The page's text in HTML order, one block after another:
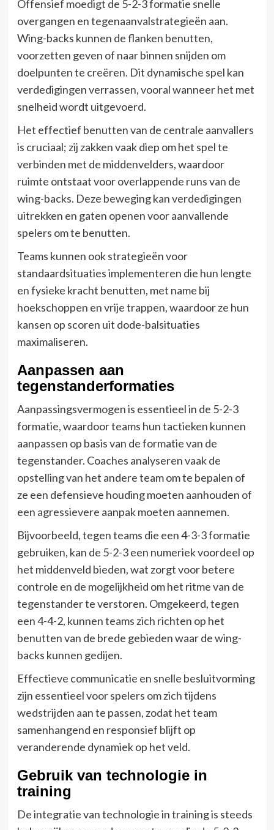
Offensief moedigt de 5-2-3 formatie snelle
overgangen en tegenaanvalstrategieën aan.
Wing-backs kunnen de flanken benutten,
voorzetten geven of naar binnen snijden om
doelpunten te creëren. Dit dynamische spel kan
verdedigingen verrassen, vooral wanneer het met
snelheid wordt uitgevoerd.
Het effectief benutten van de centrale aanvallers
is cruciaal; zij zakken vaak diep om het spel te
verbinden met de middenvelders, waardoor
ruimte ontstaat voor overlappende runs van de
wing-backs. Deze beweging kan verdedigingen
uitrekken en gaten openen voor aanvallende
spelers om te benutten.
Teams kunnen ook strategieën voor
standaardsituaties implementeren die hun lengte
en fysieke kracht benutten, met name bij
hoekschoppen en vrije trappen, waardoor ze hun
kansen op scoren uit dode-balsituaties
maximaliseren.
Aanpassen aan
tegenstanderformaties
Aanpassingsvermogen is essentieel in de 5-2-3
formatie, waardoor teams hun tactieken kunnen
aanpassen op basis van de formatie van de
tegenstander. Coaches analyseren vaak de
opstelling van het andere team om te bepalen of
ze een defensieve houding moeten aanhouden of
een agressievere aanpak moeten aannemen.
Bijvoorbeeld, tegen teams die een 4-3-3 formatie
gebruiken, kan de 5-2-3 een numeriek voordeel op
het middenveld bieden, wat zorgt voor betere
controle en de mogelijkheid om het ritme van de
tegenstander te verstoren. Omgekeerd, tegen
een 4-4-2, kunnen teams zich richten op het
benutten van de brede gebieden waar de wing-
backs kunnen gedijen.
Effectieve communicatie en snelle besluitvorming
zijn essentieel voor spelers om zich tijdens
wedstrijden aan te passen, zodat het team
samenhangend en responsief blijft op
veranderende dynamiek op het veld.
Gebruik van technologie in
training
De integratie van technologie in training is steeds